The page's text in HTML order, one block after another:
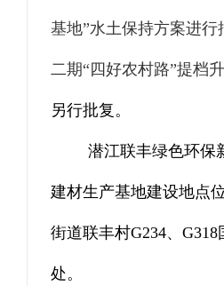
基地”水土保持方案进行
二期“四好农村路”提档
另行批复。
潜江联丰绿色环保
建材生产基地建设地点
街道联丰村G234、 G318
处。